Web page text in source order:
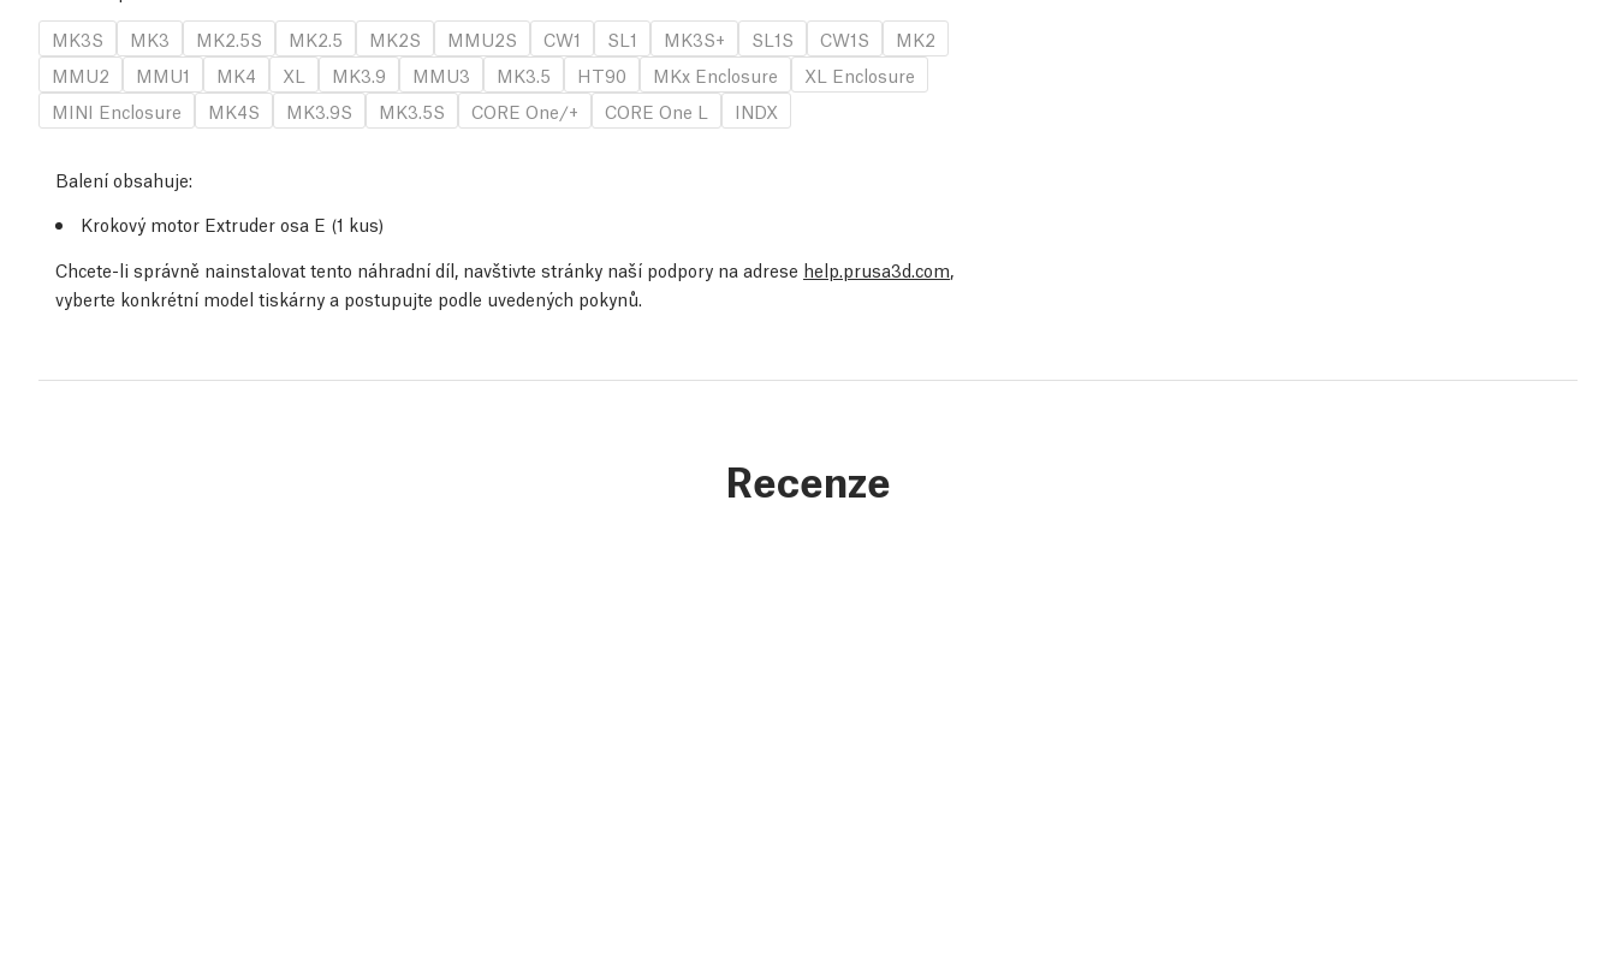
MK3S
MK3 MK2.5S MK2.5 MK2S MMU2S CW1 SL1 MK3S+ SL1S CW1S
MK2
MMU2
MMU1 MK4 XL MK3.9 MMU3 MK3.5 HT90 MKx Enclosure
XL Enclosure
MINI Enclosure
MK4S MK3.9S MK3.5S CORE One/+ CORE One L INDX
Balení obsahuje:
Krokový motor Extruder osa E (1 kus)
Chcete-li správně nainstalovat tento náhradní díl, navštivte stránky naší podpory na adrese help.prusa3d.com,
vyberte konkrétní model tiskárny a postupujte podle uvedených pokynů.
Recenze